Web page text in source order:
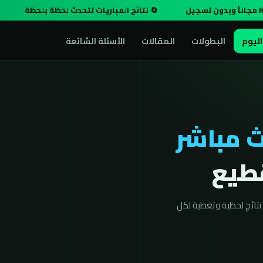
🔄 نتائج المباريات تتحدث لحظة بلحظة
البطولات المقالات الأسئلة الشائعة
مباشر
لحظية وتغطية لكل